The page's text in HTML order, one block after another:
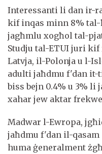
Interessanti li dan ir-
kif inqas minn 8% tal-
jagħmlu xogħol tal-
Studju tal-ETUI juri
Latvja, il-Polonja u l-
adulti jaħdmu f'dan it-
biss bejn 0.4% u 3%
xahar jew aktar
Madwar l-Ewropa,
jaħdmu f'dan il-qasam
huma ġeneralment